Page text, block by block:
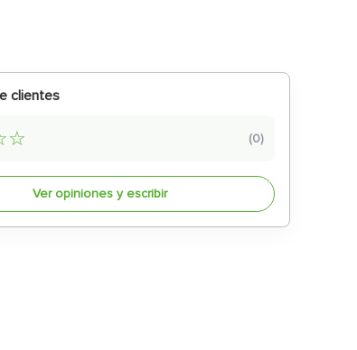
clientes
☆ (0)
Ver opiniones y escribir